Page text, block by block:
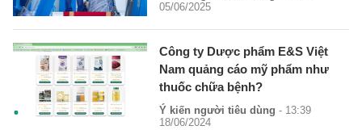
05/06/2025
Công ty Dược phẩm E&S Việt
Nam quảng cáo mỹ phẩm như
thuốc chữa bệnh?
Ý kiến người tiêu dùng - 13:39
18/06/2024